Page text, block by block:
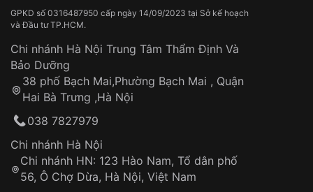
Màu mặtMặt đa sắc màu
Xem thêm
Thời gian vận chuyển trung bình: 3 – 5 ngày
làm việc
Áp dụng cho tất cả tỉnh thành trên toàn quốc
Thời gian tính từ khi xác nhận đơn hàng thành
công
Hotline: 0585 215 215
Từ khóa SEO:
Tai nạn hoặc tác động từ bên ngoài
Hao mòn tự nhiên theo thời gian:
Dây đeo
Sản phẩm đã bị:
Tự ý sửa chữa
thống VNLUX
GPKD số 0316487950 cấp ngày 14/09/2023 tại Sở kế hoạch
và Đầu tư TP.HCM.
Chi nhánh Hà Nội Trung Tâm Thẩm Định Và
Bảo Dưỡng
38 phố Bạch Mai,Phường Bạch Mai , Quận
Hai Bà Trưng ,Hà Nội
038 7827979
Chi nhánh Hà Nội
Chi nhánh HN: 123 Hào Nam, Tổ dân phố
56, Ô Chợ Dừa, Hà Nội, Việt Nam